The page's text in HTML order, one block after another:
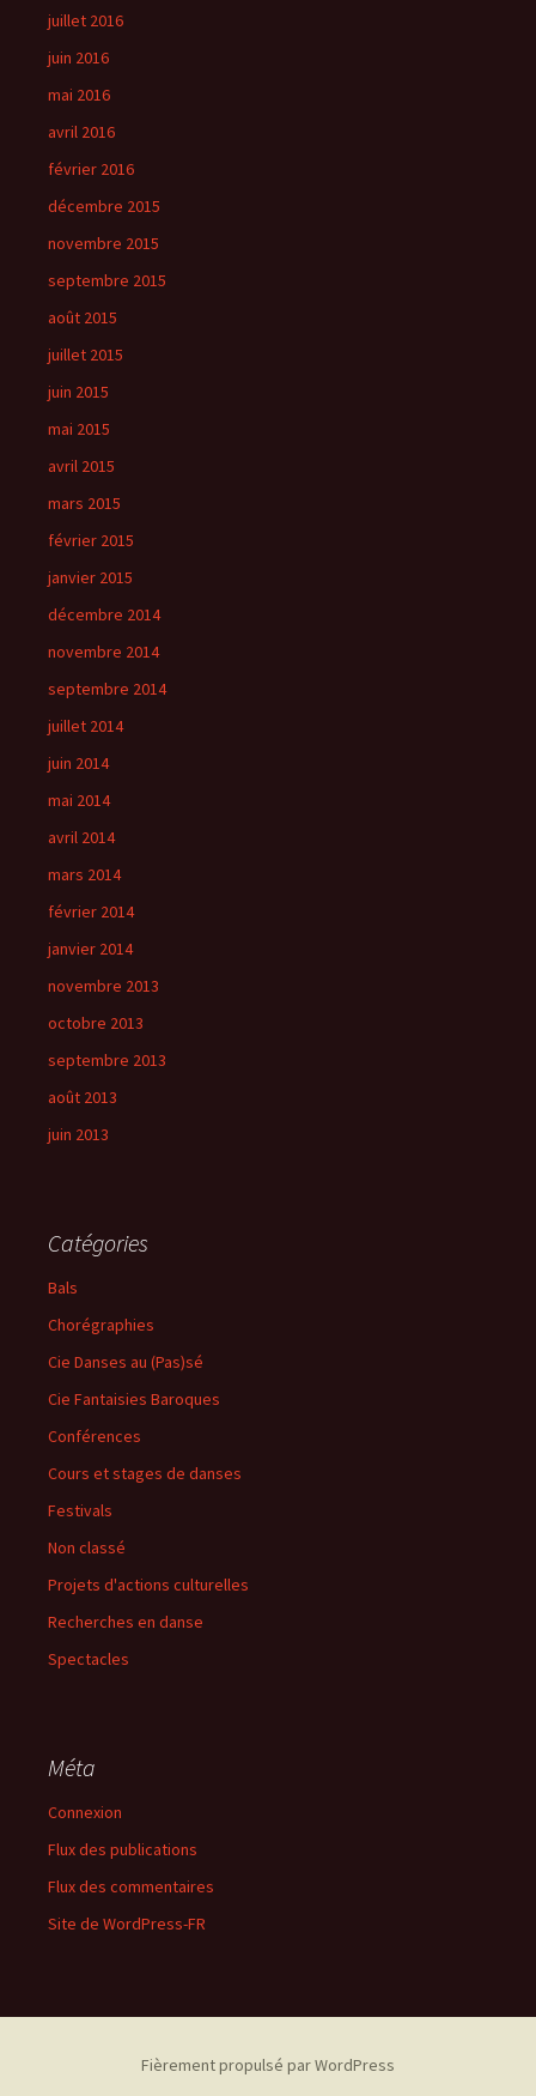
juillet 2016
juin 2016
mai 2016
avril 2016
février 2016
décembre 2015
novembre 2015
septembre 2015
août 2015
juillet 2015
juin 2015
mai 2015
avril 2015
mars 2015
février 2015
janvier 2015
décembre 2014
novembre 2014
septembre 2014
juillet 2014
juin 2014
mai 2014
avril 2014
mars 2014
février 2014
janvier 2014
novembre 2013
octobre 2013
septembre 2013
août 2013
juin 2013
Catégories
Bals
Chorégraphies
Cie Danses au (Pas)sé
Cie Fantaisies Baroques
Conférences
Cours et stages de danses
Festivals
Non classé
Projets d'actions culturelles
Recherches en danse
Spectacles
Méta
Connexion
Flux des publications
Flux des commentaires
Site de WordPress-FR
Fièrement propulsé par WordPress